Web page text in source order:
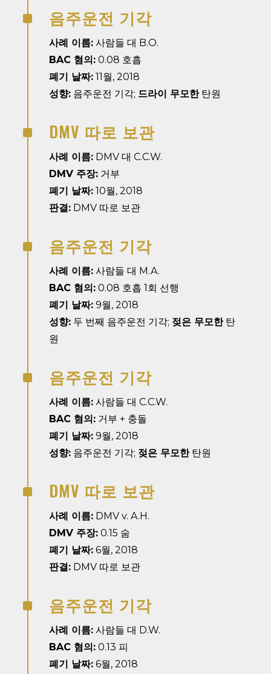
^ 음주운전 기각
사례 이름:사람들 대 B.O.
BAC 혐의:0.08 호흡
폐기 날짜:11월, 2018
성향:음주운전 기각; 드라이 무모한탄원
^ DMV 따로 보관
사례 이름:DMV 대 C.C.W.
DMV 주장:거부
폐기 날짜:10월, 2018
판결:DMV 따로 보관
^ 음주운전 기각
사례 이름:사람들 대 M.A.
BAC 혐의:0.08 호흡 1회 선행
폐기 날짜:9월, 2018
성향:두 번째 음주운전 기각; 젖은 무모한탄
원
^ 음주운전 기각
사례 이름:사람들 대 C.C.W.
BAC 혐의:거부 + 충돌
폐기 날짜:9월, 2018
성향:음주운전 기각; 젖은 무모한탄원
^ DMV 따로 보관
사례 이름:DMV v. A.H.
DMV 주장:0.15 숨
폐기 날짜:6월, 2018
판결:DMV 따로 보관
^ 음주운전 기각
사례 이름:사람들 대 D.W.
BAC 혐의:0.13 피
폐기 날짜:6월, 2018